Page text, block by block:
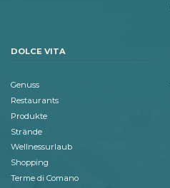
DOLCE VITA
Genuss
Restaurants
Produkte
Strände
Wellnessurlaub
Shopping
Terme di Comano